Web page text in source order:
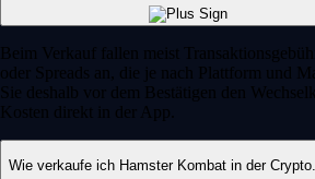
Beim Verkauf fallen meist
oder Spreads an, die je nach Plattform und
Sie deshalb vor dem Bestätigen den
Kosten direkt in der App.
Wie verkaufe ich Hamster Kombat in der